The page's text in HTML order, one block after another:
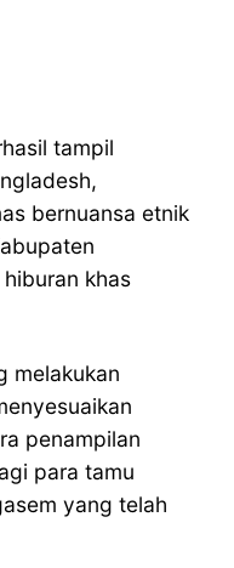
tampil
bernuansa etnik
khas
melakukan
penampilan
para tamu
yang telah